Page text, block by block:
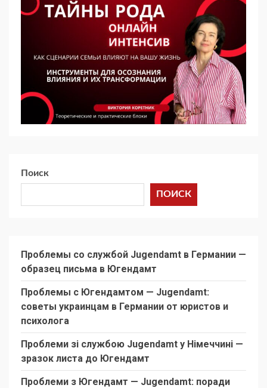
Поиск
ПОИСК
Проблемы со службой Jugendamt в Германии —
образец письма в Югендамт
Проблемы с Югендамтом — Jugendamt:
советы украинцам в Германии от юристов и
психолога
Проблеми зі службою Jugendamt у Німеччині —
зразок листа до Югендамт
Проблеми з Югендамт — Jugendamt: поради